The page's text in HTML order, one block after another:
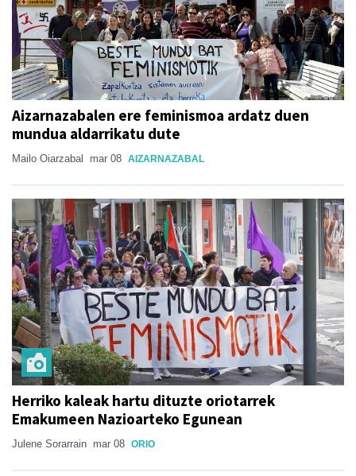
Aizarnazabalen ere feminismoa ardatz duen
mundua aldarrikatu dute
Mailo Oiarzabal mar 08 AIZARNAZABAL
Herriko kaleak hartu dituzte oriotarrek
Emakumeen Nazioarteko Egunean
Julene Sorarrain mar 08 ORIO